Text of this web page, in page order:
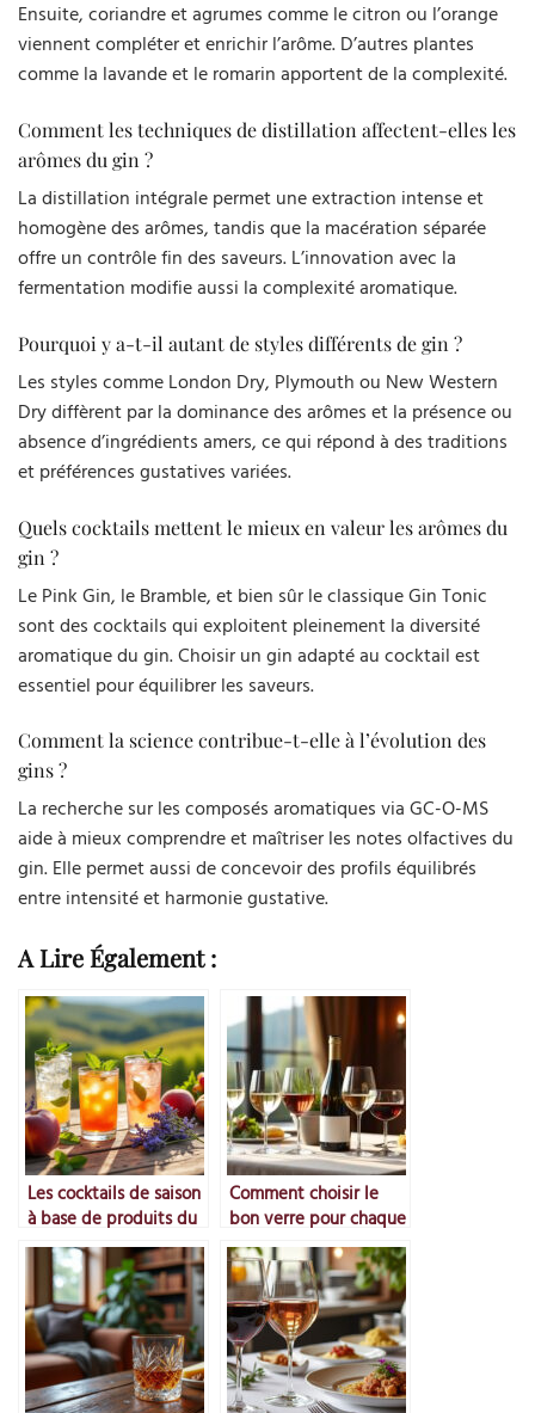
Ensuite, coriandre et agrumes comme le citron ou l’orange
viennent compléter et enrichir l’arôme. D’autres plantes
comme la lavande et le romarin apportent de la complexité.
Comment les techniques de distillation affectent-elles les
arômes du gin ?
La distillation intégrale permet une extraction intense et
homogène des arômes, tandis que la macération séparée
offre un contrôle fin des saveurs. L’innovation avec la
fermentation modifie aussi la complexité aromatique.
Pourquoi y a-t-il autant de styles différents de gin ?
Les styles comme London Dry, Plymouth ou New Western
Dry diffèrent par la dominance des arômes et la présence ou
absence d’ingrédients amers, ce qui répond à des traditions
et préférences gustatives variées.
Quels cocktails mettent le mieux en valeur les arômes du
gin ?
Le Pink Gin, le Bramble, et bien sûr le classique Gin Tonic
sont des cocktails qui exploitent pleinement la diversité
aromatique du gin. Choisir un gin adapté au cocktail est
essentiel pour équilibrer les saveurs.
Comment la science contribue-t-elle à l’évolution des
gins ?
La recherche sur les composés aromatiques via GC-O-MS
aide à mieux comprendre et maîtriser les notes olfactives du
gin. Elle permet aussi de concevoir des profils équilibrés
entre intensité et harmonie gustative.
A Lire Également :
Les cocktails de saison
à base de produits du
Rhône
Comment choisir le
bon verre pour chaque
vin